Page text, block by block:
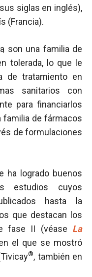
siglas en inglés),
(Francia).
son una familia de
tolerada, lo que le
de tratamiento en
sanitarios con
para financiarlos
familia de fármacos
de formulaciones
ha logrado buenos
estudios cuyos
hasta la
que destacan los
fase II (véase La
el que se mostró
®, también en